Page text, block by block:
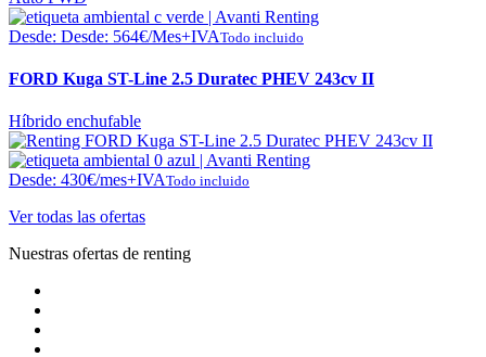
Desde: Desde: 564€/Mes+IVATodo incluido
FORD Kuga ST-Line 2.5 Duratec PHEV 243cv II
Híbrido enchufable
Desde: 430€/mes+IVATodo incluido
Ver todas las ofertas
Nuestras ofertas de renting